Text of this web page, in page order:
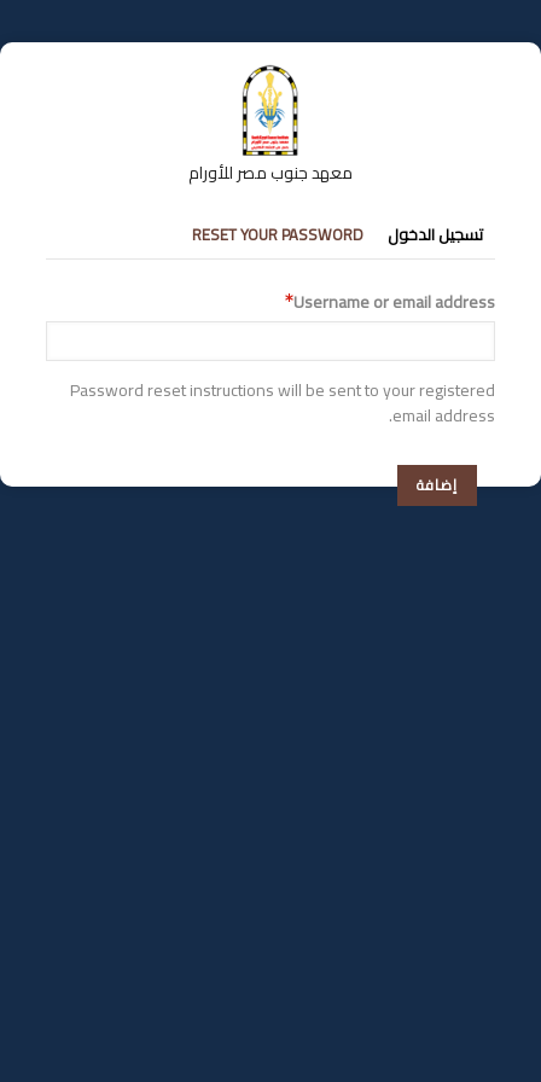
إلى
المحتوى
معهد جنوب مصر للأورام
التبويبات
الأساسية
تسجيل الدخول RESET YOUR PASSWORD
Username or email address
Password reset instructions will be sent to your registered
email address.